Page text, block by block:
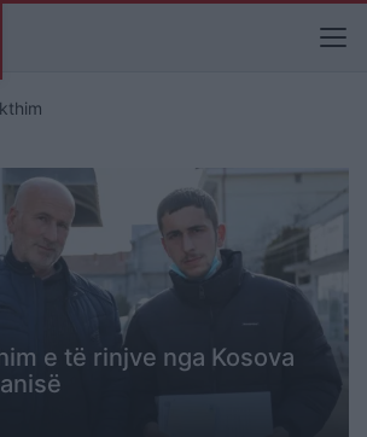
e të rinjve nga Kosova